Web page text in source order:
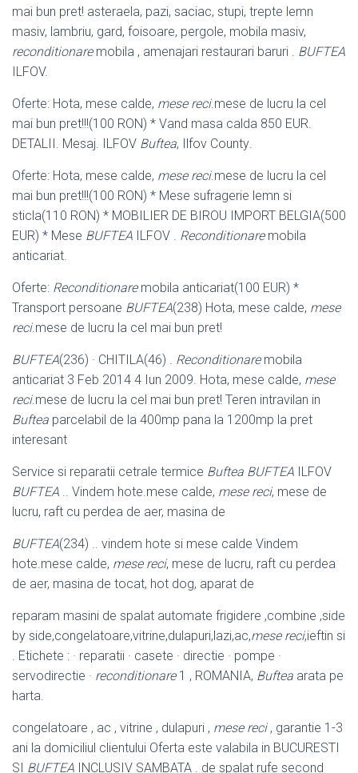
mai bun pret! asteraela, pazi, saciac, stupi, trepte lemn
masiv, lambriu, gard, foisoare, pergole, mobila masiv,
reconditionaremobila , amenajari restaurari baruri . BUFTEA
ILFOV.
Oferte: Hota, mese calde, mese reci.mese de lucru la cel
mai bun pret!!!(100 RON) * Vand masa calda 850 EUR.
DETALII. Mesaj. ILFOV Buftea, Ilfov County.
Oferte: Hota, mese calde, mese reci.mese de lucru la cel
mai bun pret!!!(100 RON) * Mese sufragerie lemn si
sticla(110 RON) * MOBILIER DE BIROU IMPORT BELGIA(500
EUR) * Mese BUFTEA ILFOV . Reconditionaremobila
anticariat.
Oferte: Reconditionaremobila anticariat(100 EUR) *
Transport persoane BUFTEA(238) Hota, mese calde, mese
reci.mese de lucru la cel mai bun pret!
BUFTEA(236) · CHITILA(46) . Reconditionaremobila
anticariat 3 Feb 2014 4 Iun 2009. Hota, mese calde, mese
reci.mese de lucru la cel mai bun pret! Teren intravilan in
Buftea parcelabil de la 400mp pana la 1200mp la pret
interesant
Service si reparatii cetrale termice Buftea BUFTEA ILFOV
BUFTEA .. Vindem hote.mese calde, mese reci, mese de
lucru, raft cu perdea de aer, masina de
BUFTEA(234) .. vindem hote si mese calde Vindem
hote.mese calde, mese reci, mese de lucru, raft cu perdea
de aer, masina de tocat, hot dog, aparat de
reparam masini de spalat automate frigidere ,combine ,side
by side,congelatoare,vitrine,dulapuri,lazi,ac,mese reci,ieftin si
. Etichete : · reparatii · casete · directie · pompe ·
servodirectie · reconditionare1 , ROMANIA, Buftea arata pe
harta.
congelatoare , ac , vitrine , dulapuri , mese reci, garantie 1-3
ani la domiciliul clientului Oferta este valabila in BUCURESTI
SI BUFTEA INCLUSIV SAMBATA . de spalat rufe second